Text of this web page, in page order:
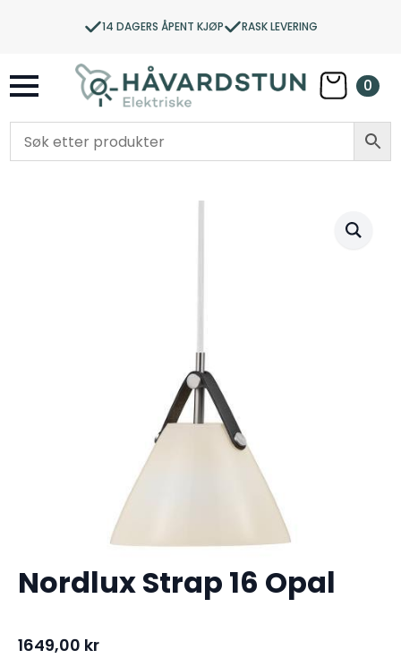
14 DAGERS ÅPENT KJØP RASK LEVERING
0
Nordlux Strap 16 Opal
1649,00 kr